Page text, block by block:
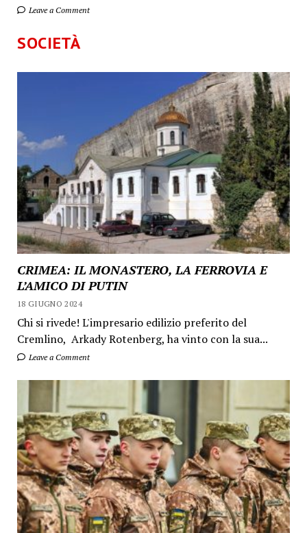
Leave a Comment
SOCIETÀ
CRIMEA: IL MONASTERO, LA FERROVIA E
L’AMICO DI PUTIN
18 GIUGNO 2024
Chi si rivede! L'impresario edilizio preferito del
Cremlino, Arkady Rotenberg, ha vinto con la sua...
Leave a Comment